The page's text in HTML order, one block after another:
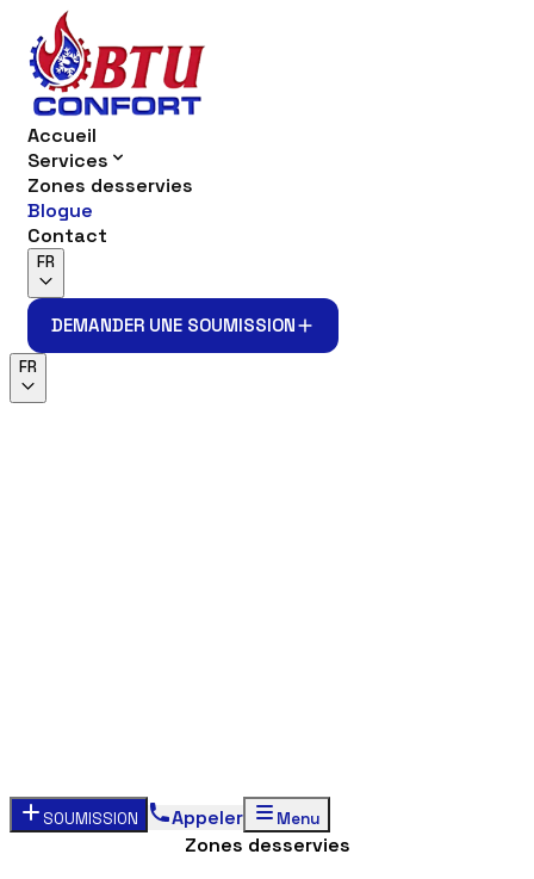
Accueil
Services
Zones desservies
Blogue
Contact
FR
DEMANDER UNE SOUMISSION
FR
SOUMISSION Appeler Menu
Zones desservies